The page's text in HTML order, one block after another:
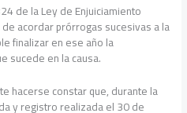
de la Ley de Enjuiciamiento
acordar prórrogas sucesivas a la
finalizar en ese año la
sucede en la causa.
hacerse constar que, durante la
y registro realizada el 30 de